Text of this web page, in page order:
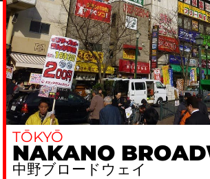
TŌKYŌ
NAKANO
中野ブロードウェイ